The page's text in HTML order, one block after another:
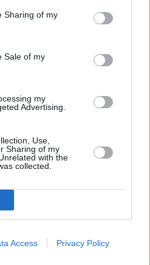
Sharing of my
Sale of my
my
Advertising.
Use,
Sharing of my
with the
collected.
Access Privacy Policy